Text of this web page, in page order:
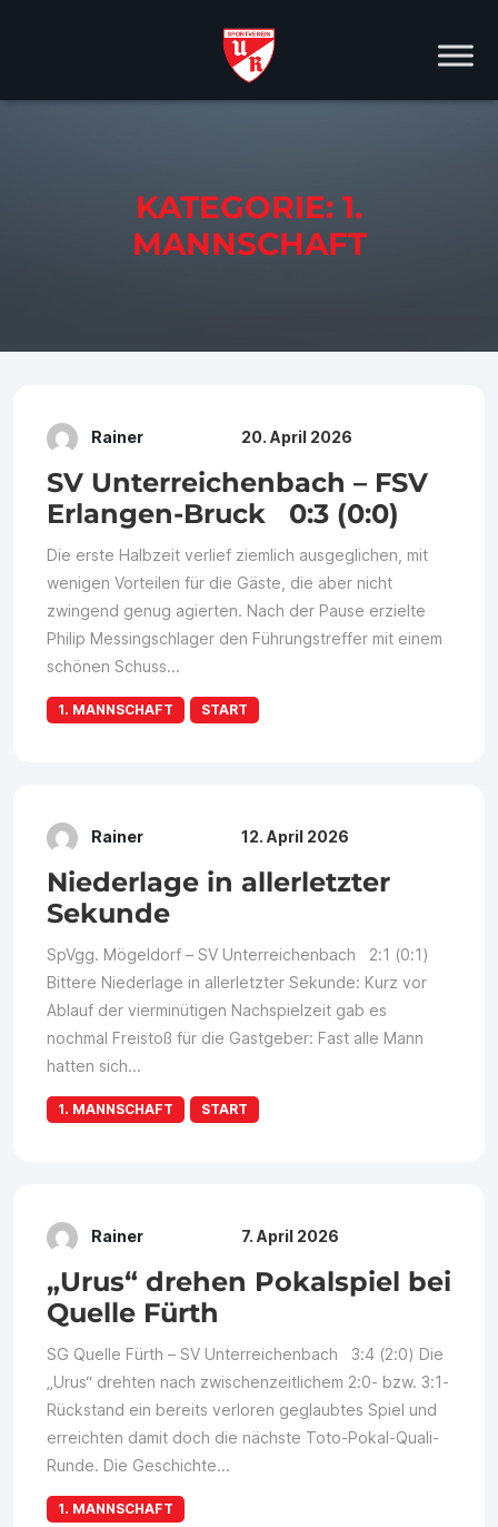
KATEGORIE: 1.
MANNSCHAFT
Rainer 20. April 2026
SV Unterreichenbach – FSV
Erlangen-Bruck 0:3 (0:0)
Die erste Halbzeit verlief ziemlich ausgeglichen, mit
wenigen Vorteilen für die Gäste, die aber nicht
zwingend genug agierten. Nach der Pause erzielte
Philip Messingschlager den Führungstreffer mit einem
schönen Schuss...
1. MANNSCHAFT START
Rainer 12. April 2026
Niederlage in allerletzter
Sekunde
SpVgg. Mögeldorf – SV Unterreichenbach 2:1 (0:1)
Bittere Niederlage in allerletzter Sekunde: Kurz vor
Ablauf der vierminütigen Nachspielzeit gab es
nochmal Freistoß für die Gastgeber: Fast alle Mann
hatten sich...
1. MANNSCHAFT START
Rainer 7. April 2026
„Urus“ drehen Pokalspiel bei
Quelle Fürth
SG Quelle Fürth – SV Unterreichenbach 3:4 (2:0) Die
„Urus“ drehten nach zwischenzeitlichem 2:0- bzw. 3:1-
Rückstand ein bereits verloren geglaubtes Spiel und
erreichten damit doch die nächste Toto-Pokal-Quali-
Runde. Die Geschichte...
1. MANNSCHAFT